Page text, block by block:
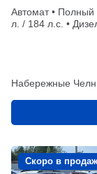
Автомат • Полный
л. / 184 л.с. •
Набережные
Скоро в